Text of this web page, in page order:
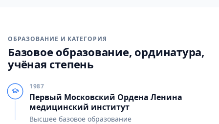
ОБРАЗОВАНИЕ И КАТЕГОРИЯ
Базовое образование, ординатура,
учёная степень
1987
Первый Московский Ордена Ленина
медицинский институт
Высшее базовое образование